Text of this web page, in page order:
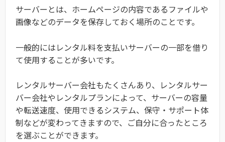
サーバーとは、ホームページの内容であるファイルや
画像などのデータを保存しておく場所のことです。
一般的にはレンタル料を支払いサーバーの一部を借り
て使用することが多いです。
レンタルサーバー会社もたくさんあり、レンタルサー
バー会社やレンタルプランによって、サーバーの容量
や転送速度、使用できるシステム、保守・サポート体
制などが変わってきますので、ご自分に合ったところ
を選ぶことができます。